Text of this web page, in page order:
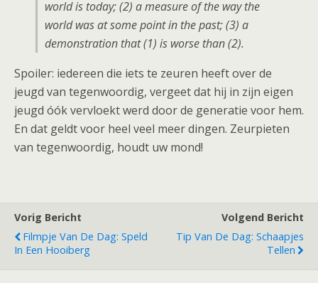
world is today; (2) a measure of the way the
world was at some point in the past; (3) a
demonstration that (1) is worse than (2).
Spoiler: iedereen die iets te zeuren heeft over de
jeugd van tegenwoordig, vergeet dat hij in zijn eigen
jeugd óók vervloekt werd door de generatie voor hem.
En dat geldt voor heel veel meer dingen. Zeurpieten
van tegenwoordig, houdt uw mond!
Vorig Bericht
Filmpje Van De Dag: Speld
In Een Hooiberg
Volgend Bericht
Tip Van De Dag: Schaapjes
Tellen